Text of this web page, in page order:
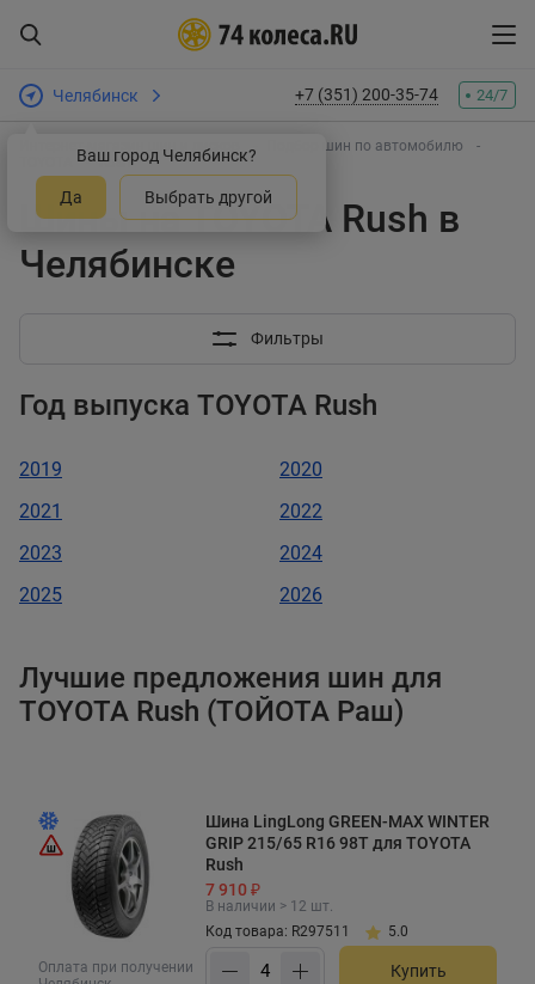
Челябинск
Ваш город Челябинск?
Да Выбрать другой
+7 (351) 200-35-74 24/7
Интернет-магазин шин и дисков
Подбор шин по автомобилю
Rush
Шины на TOYOTA Rush в
Челябинске
Фильтры
Год выпуска TOYOTA Rush
2019
2020
2021
2022
2023
2024
2025
2026
Лучшие предложения шин для
TOYOTA Rush (ТОЙОТА Раш)
Оплата при получении
Шина LingLong GREEN-MAX WINTER
GRIP 215/65 R16 98T для TOYOTA
Rush
7 910 ₽
В наличии > 12 шт.
Код товара: R297511
5.0
Купить